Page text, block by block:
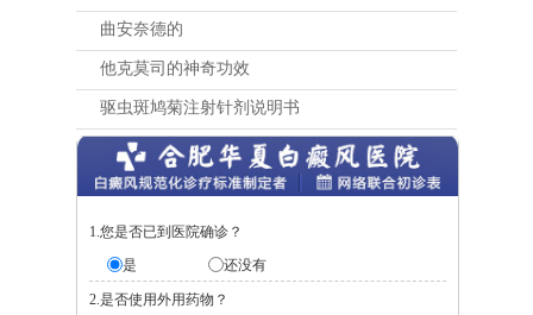
曲安奈德的
他克莫司的神奇功效
驱虫斑鸠菊注射针剂说明书
1.您是否已到医院确诊？
是
还没有
2.是否使用外用药物？